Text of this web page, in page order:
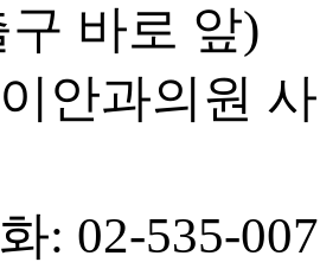
구 바로 앞)
안과의원
: 02-535-